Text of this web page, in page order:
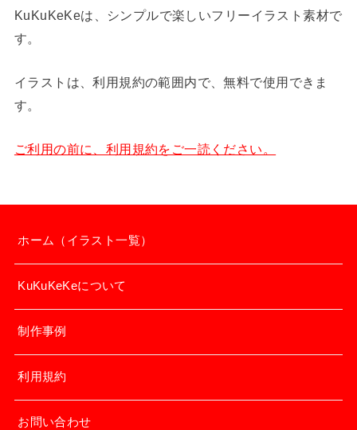
KuKuKeKeは、シンプルで楽しいフリーイラスト素材で
す。
イラストは、利用規約の範囲内で、無料で使用できま
す。
ご利用の前に、利用規約をご一読ください。
ホーム（イラスト一覧）
KuKuKeKeについて
制作事例
利用規約
お問い合わせ